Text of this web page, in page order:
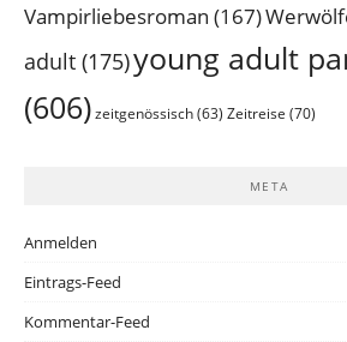
Vampirliebesroman (167)
adult (175)young adult
(606) zeitgenössisch (63) Zeitreise (70)
META
Anmelden
Eintrags-Feed
Kommentar-Feed